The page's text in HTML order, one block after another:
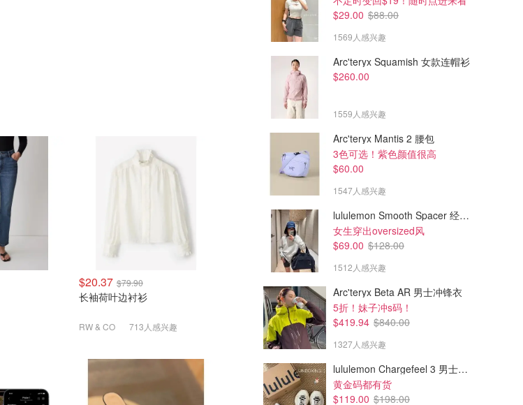
$20.37 $79.90
长袖荷叶边衬衫
RW & CO 713人感兴趣
$29.00 $88.00
1569人感兴趣
Arc'teryx Squamish 女款连帽衫
$260.00
1559人感兴趣
Arc'teryx Mantis 2 腰包
3色可选！紫色颜值很高
$60.00
1547人感兴趣
lululemon Smooth Spacer 经典卫衣
女生穿出oversized风
$69.00 $128.00
1512人感兴趣
Arc'teryx Beta AR 男士冲锋衣
5折！妹子冲s码！
$419.94 $840.00
1327人感兴趣
lululemon Chargefeel 3 男士运动鞋
黄金码都有货
$119.00 $198.00